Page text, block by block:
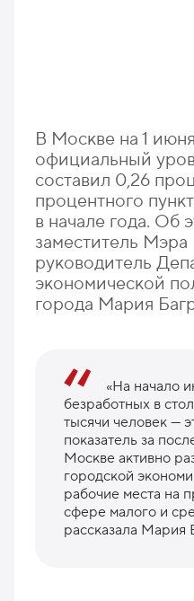
В Москве на 1
официальный
составил 0,26
процентного
в начале года. Об
заместитель
руководитель
экономической
города Мария
«На начало
безработных в
тысячи человек —
показатель за
Москве активно
городской
рабочие места на
сфере малого и
рассказала Мария